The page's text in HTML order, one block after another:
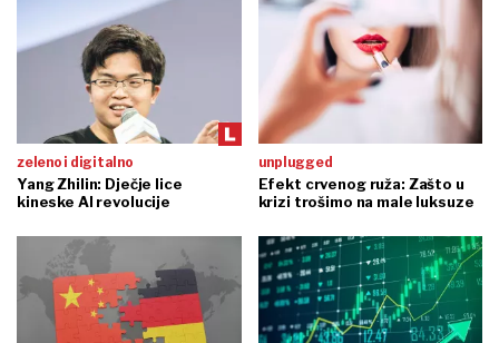
zeleno i digitalno
Yang Zhilin: Dječje lice
kineske AI revolucije
unplugged
Efekt crvenog ruža: Zašto u
krizi trošimo na male luksuze